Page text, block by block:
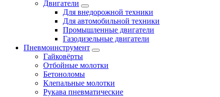
Двигатели
Для внедорожной техники
Для автомобильной техники
Промышленные двигатели
Газодизельные двигатели
Пневмоинструмент
Гайковёрты
Отбойные молотки
Бетоноломы
Клепальные молотки
Рукава пневматические